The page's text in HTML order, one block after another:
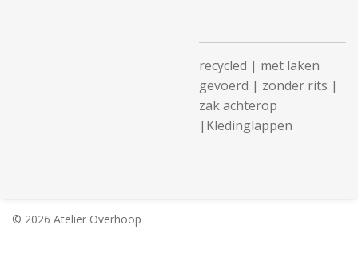
recycled | met laken
gevoerd | zonder rits |
zak achterop
|Kledinglappen
© 2026 Atelier Overhoop